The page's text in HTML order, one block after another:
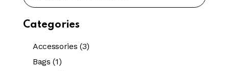
Categories
Accessories (3)
Bags (1)